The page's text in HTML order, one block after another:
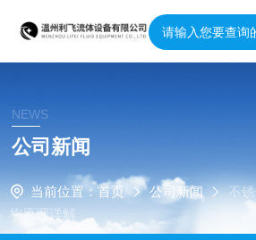
NEWS
公司新闻
当前位置： 首页 公司新闻
不
构原理详解